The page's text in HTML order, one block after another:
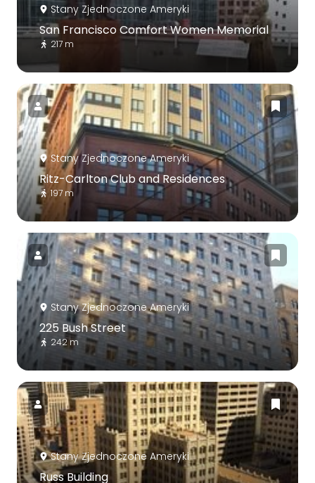
Stany Zjednoczone Ameryki
San Francisco Comfort Women Memorial
217 m
Stany Zjednoczone Ameryki
Ritz-Carlton Club and Residences
197 m
Stany Zjednoczone Ameryki
225 Bush Street
242 m
Stany Zjednoczone Ameryki
Russ Building